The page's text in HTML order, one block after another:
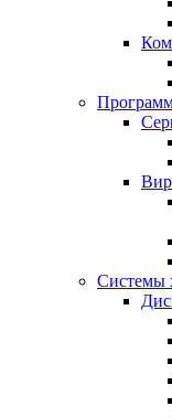
Системы